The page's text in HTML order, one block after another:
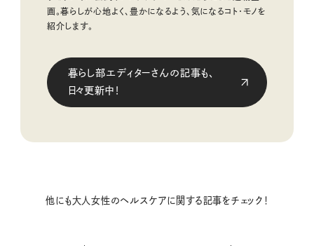
画。暮らしが心地よく、豊かになるよう、気になるコト・モノを
紹介します。
暮らし部エディターさんの記事も、
日々更新中！
他にも大人女性のヘルスケアに関する記事をチェック！